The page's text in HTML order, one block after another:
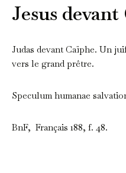
Jesus
Judas devant Caïphe. Un
vers le grand prêtre.
Speculum humanae
BnF, Français 188, f. 48.